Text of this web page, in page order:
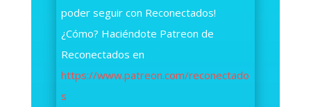
poder seguir con Reconectados!
¿Cómo? Haciéndote Patreon de
Reconectados en
https://www.patreon.com/reconectado
s